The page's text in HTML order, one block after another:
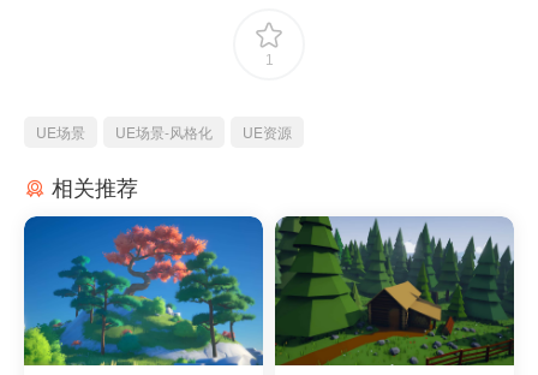
1
UE场景 UE场景-风格化 UE资源
相关推荐